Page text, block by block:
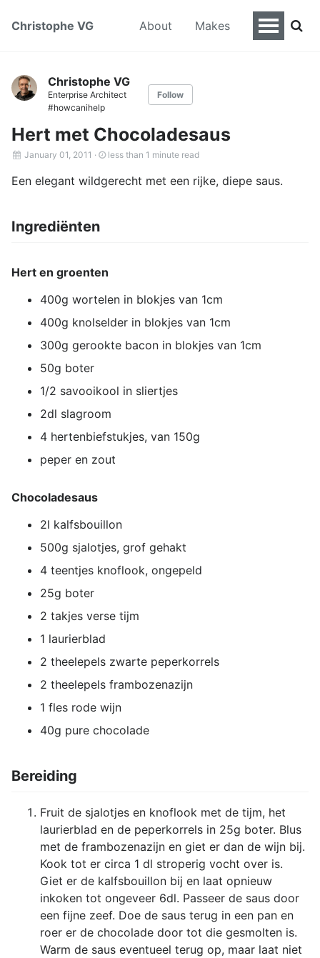
Christophe VG About Makes
Christophe VG
Enterprise Architect
#howcanihelp
Follow
Hert met Chocoladesaus
January 01, 2011 · less than 1 minute read
Een elegant wildgerecht met een rijke, diepe saus.
Ingrediënten
Hert en groenten
400g wortelen in blokjes van 1cm
400g knolselder in blokjes van 1cm
300g gerookte bacon in blokjes van 1cm
50g boter
1/2 savooikool in sliertjes
2dl slagroom
4 hertenbiefstukjes, van 150g
peper en zout
Chocoladesaus
2l kalfsbouillon
500g sjalotjes, grof gehakt
4 teentjes knoflook, ongepeld
25g boter
2 takjes verse tijm
1 laurierblad
2 theelepels zwarte peperkorrels
2 theelepels frambozenazijn
1 fles rode wijn
40g pure chocolade
Bereiding
Fruit de sjalotjes en knoflook met de tijm, het
laurierblad en de peperkorrels in 25g boter. Blus
met de frambozenazijn en giet er dan de wijn bij.
Kook tot er circa 1 dl stroperig vocht over is.
Giet er de kalfsbouillon bij en laat opnieuw
inkoken tot ongeveer 6dl. Passeer de saus door
een fijne zeef. Doe de saus terug in een pan en
roer er de chocolade door tot die gesmolten is.
Warm de saus eventueel terug op, maar laat niet